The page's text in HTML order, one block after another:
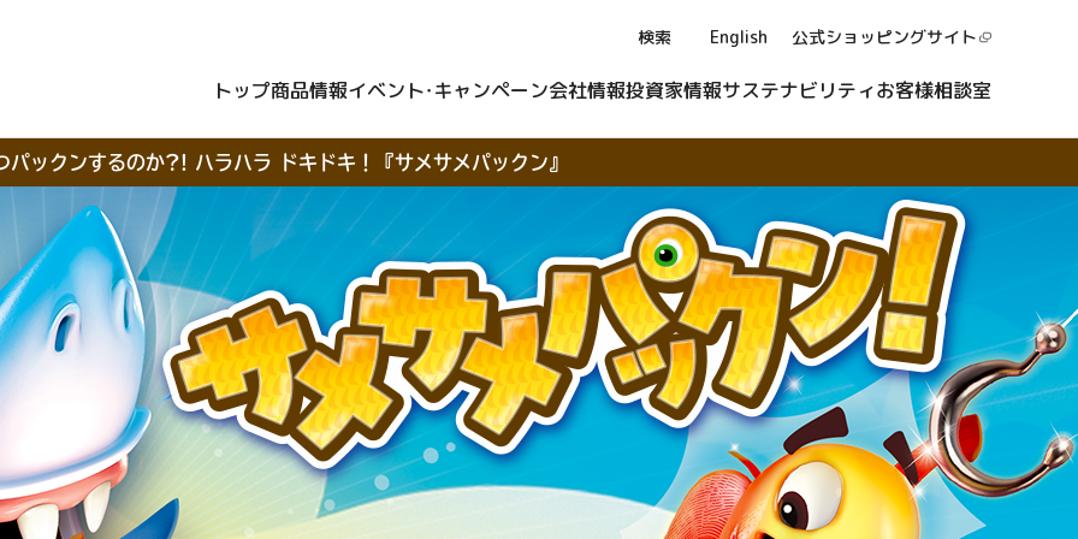
検索 English 公式ショッピングサイト
トップ商品情報イベント・キャンペーン会社情報投資家情報サステナビリティお客様相談室
パックンするのか?! ハラハラ ドキドキ！ 『サメサメパックン』